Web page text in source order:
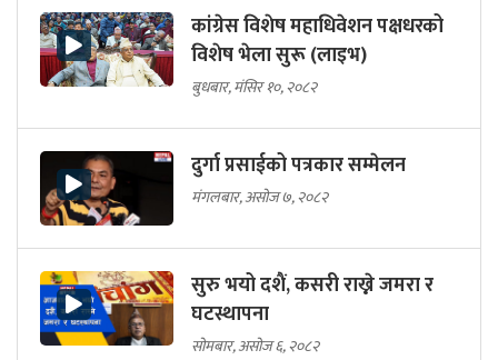
कांग्रेस विशेष महाधिवेशन पक्षधरको
विशेष भेला सुरू (लाइभ)
बुधबार, मंसिर १०, २०८२
दुर्गा प्रसाईको पत्रकार सम्मेलन
मंगलबार, असोज ७, २०८२
सुरु भयो दशैं, कसरी राख्ने जमरा र
घटस्थापना
सोमबार, असोज ६, २०८२